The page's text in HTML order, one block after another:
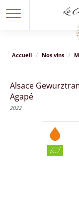
Accueil Nos vins
Alsace
Agapé
2022